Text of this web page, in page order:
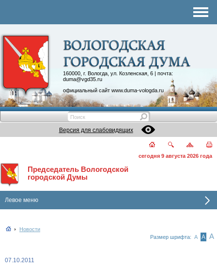
160000, г. Вологда, ул. Козленская, 6 | почта:
duma@vgd35.ru
официальный сайт www.duma-vologda.ru
Контакты
Депутатские объединения
Версия для слабовидящих
сегодня 9 августа 2026 года
Председатель Вологодской
городской Думы
Левое меню
Новости
Размер шрифта: А А А
07.10.2011